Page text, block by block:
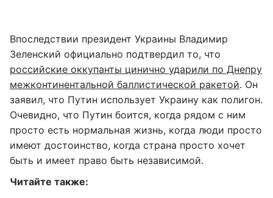
Впоследствии президент Украины Владимир
Зеленский официально подтвердил то, что
российские оккупанты цинично ударили по Днепру
межконтинентальной баллистической ракетой. Он
заявил, что Путин использует Украину как полигон.
Очевидно, что Путин боится, когда рядом с ним
просто есть нормальная жизнь, когда люди просто
имеют достоинство, когда страна просто хочет
быть и имеет право быть независимой.
Читайте также: